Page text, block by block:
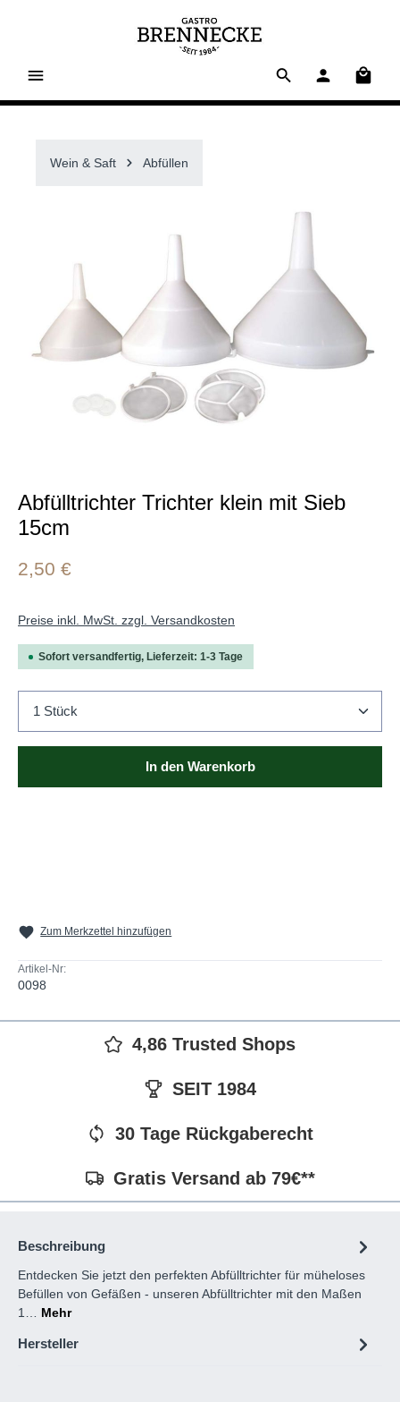
Wein & Saft Abfüllen
Abfülltrichter Trichter klein mit Sieb
15cm
2,50 €
Preise inkl. MwSt. zzgl. Versandkosten
Sofort versandfertig, Lieferzeit: 1-3 Tage
Produkt Anzahl: Gib den gewünschten Wert ein
In den Warenkorb
Zum Merkzettel hinzufügen
Artikel-Nr:
0098
4,86 Trusted Shops
SEIT 1984
30 Tage Rückgaberecht
Gratis Versand ab 79€**
Beschreibung
Entdecken Sie jetzt den perfekten Abfülltrichter für müheloses
Befüllen von Gefäßen - unseren Abfülltrichter mit den Maßen
1… Mehr
Hersteller